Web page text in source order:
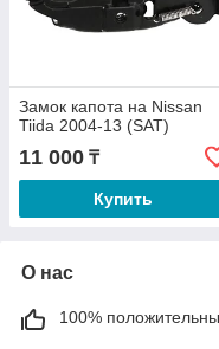
Замок капота на Nissan
Tiida 2004-13 (SAT)
11 000 ₸
Купить
О нас
100%